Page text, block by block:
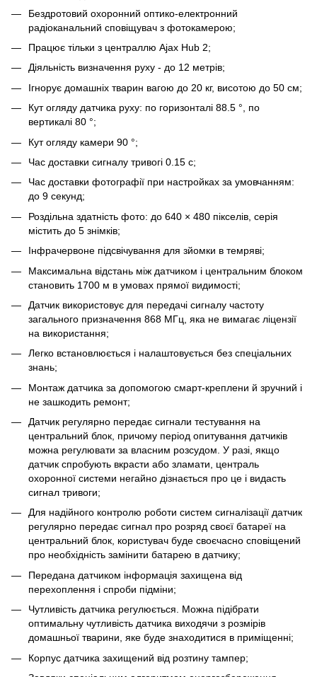
Бездротовий охоронний оптико-електронний
радіоканальний сповіщувач з фотокамерою;
Працює тільки з централлю Ajax Hub 2;
Діяльність визначення руху - до 12 метрів;
Ігнорує домашніх тварин вагою до 20 кг, висотою до 50 см;
Кут огляду датчика руху: по горизонталі 88.5 °, по
вертикалі 80 °;
Кут огляду камери 90 °;
Час доставки сигналу тривогі 0.15 с;
Час доставки фотографії при настройках за умовчанням:
до 9 секунд;
Роздільна здатність фото: до 640 × 480 пікселів, серія
містить до 5 знімків;
Інфрачервоне підсвічування для зйомки в темряві;
Максимальна відстань між датчиком і центральним блоком
становить 1700 м в умовах прямої видимості;
Датчик використовує для передачі сигналу частоту
загального призначення 868 МГц, яка не вимагає ліцензії
на використання;
Легко встановлюється і налаштовується без спеціальних
знань;
Монтаж датчика за допомогою смарт-креплени й зручний і
не зашкодить ремонт;
Датчик регулярно передає сигнали тестування на
центральний блок, причому період опитування датчиків
можна регулювати за власним розсудом. У разі, якщо
датчик спробують вкрасти або зламати, централь
охоронної системи негайно дізнається про це і видасть
сигнал тривоги;
Для надійного контролю роботи систем сигналізації датчик
регулярно передає сигнал про розряд своєї батареї на
центральний блок, користувач буде своєчасно сповіщений
про необхідність замінити батарею в датчику;
Передана датчиком інформація захищена від
перехоплення і спроби підміни;
Чутливість датчика регулюється. Можна підібрати
оптимальну чутливість датчика виходячи з розмірів
домашньої тварини, яке буде знаходитися в приміщенні;
Корпус датчика захищений від розтину тампер;